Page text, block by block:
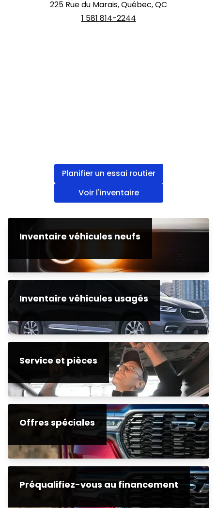
225 Rue du Marais, Québec, QC
1 581 814-2244
Planifier un essai routier
Voir l'inventaire
Inventaire véhicules neufs
Inventaire véhicules usagés
Service et pièces
Offres spéciales
Préqualifiez-vous au financement